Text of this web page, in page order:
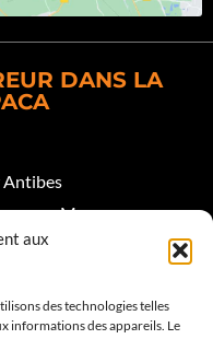
aux
des technologies telles
informations des appareils. Le
DANS LA
Antibes
sur Mer
Biot